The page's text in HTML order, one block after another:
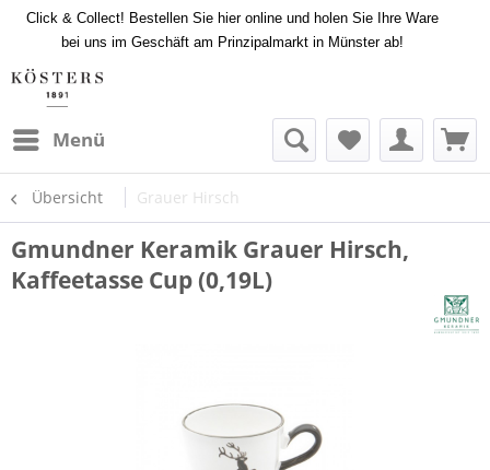
Click & Collect! Bestellen Sie hier online und holen Sie Ihre Ware
bei uns im Geschäft am Prinzipalmarkt in Münster ab!
Menü
Übersicht Grauer Hirsch
Gmundner Keramik Grauer Hirsch,
Kaffeetasse Cup (0,19L)